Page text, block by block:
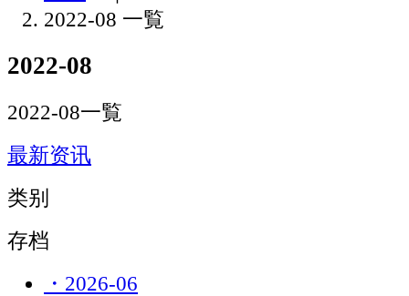
2022-08 一覧
2022-08
2022-08一覧
最新资讯
类别
存档
・2026-06